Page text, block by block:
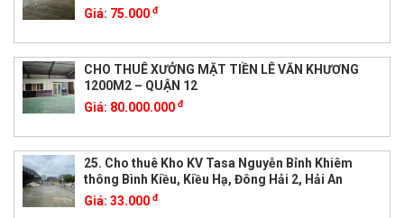
Giá: 75.000 đ
CHO THUÊ XƯỞNG MẶT TIỀN LÊ VĂN KHƯƠNG
1200M2 – QUẬN 12
Giá: 80.000.000 đ
25. Cho thuê Kho KV Tasa Nguyễn Bỉnh Khiêm
thông Bình Kiều, Kiều Hạ, Đông Hải 2, Hải An
Giá: 33.000 đ